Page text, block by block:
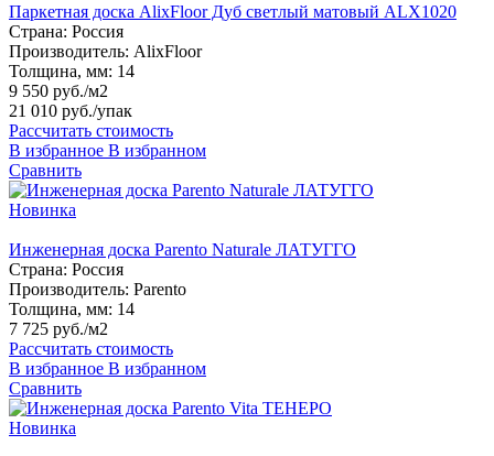
Паркетная доска AlixFloor Дуб светлый матовый ALX1020
Страна: Россия
Производитель: AlixFloor
Толщина, мм: 14
9 550 руб./м2
21 010 руб./упак
Рассчитать стоимость
В избранное В избранном
Сравнить
Новинка
Инженерная доска Parento Naturale ЛАТУГГО
Страна: Россия
Производитель: Parento
Толщина, мм: 14
7 725 руб./м2
Рассчитать стоимость
В избранное В избранном
Сравнить
Новинка